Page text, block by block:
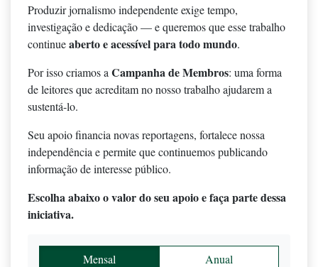
Produzir jornalismo independente exige tempo,
investigação e dedicação — e queremos que esse trabalho
continueaberto e acessível para todo mundo.
Por isso criamos a Campanha de Membros: uma forma
de leitores que acreditam no nosso trabalho ajudarem a
sustentá-lo.
Seu apoio financia novas reportagens, fortalece nossa
independência e permite que continuemos publicando
informação de interesse público.
Escolha abaixo o valor do seu apoio e faça parte dessa
iniciativa.
Mensal Anual